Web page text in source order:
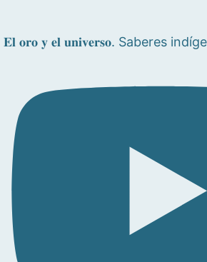
𝐄𝐥 𝐨𝐫𝐨 𝐲 𝐞𝐥 𝐮𝐧𝐢𝐯𝐞𝐫𝐬𝐨. Saberes